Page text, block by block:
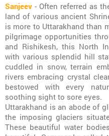
Sanjeev - Often referred as
land of various ancient
is more to Uttarakhand than
pilgrimage opportunities
and Rishikesh, this North
with various splendid hill
cuddled in snow, terrain
rivers embracing crystal
bestowed with every
soothing sight to sore eyes.
Uttarakhand is an abode of
the imposing glaciers
These beautiful water